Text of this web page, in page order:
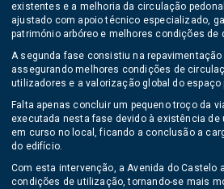
existentes e a melhoria da circulação
ajustado com apoio técnico especializado,
património arbóreo e melhores condições de
A segunda fase consistiu na repavimentação
assegurando melhores condições de
utilizadores e a valorização global do espaço
Falta apenas concluir um pequeno troço da
executada nesta fase devido à existência de
em curso no local, ficando a conclusão a
do edifício.
Com esta intervenção, a Avenida do Castelo
condições de utilização, tornando-se mais